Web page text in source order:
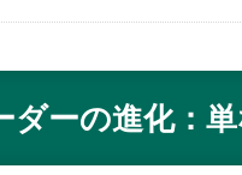
ダーの進化：